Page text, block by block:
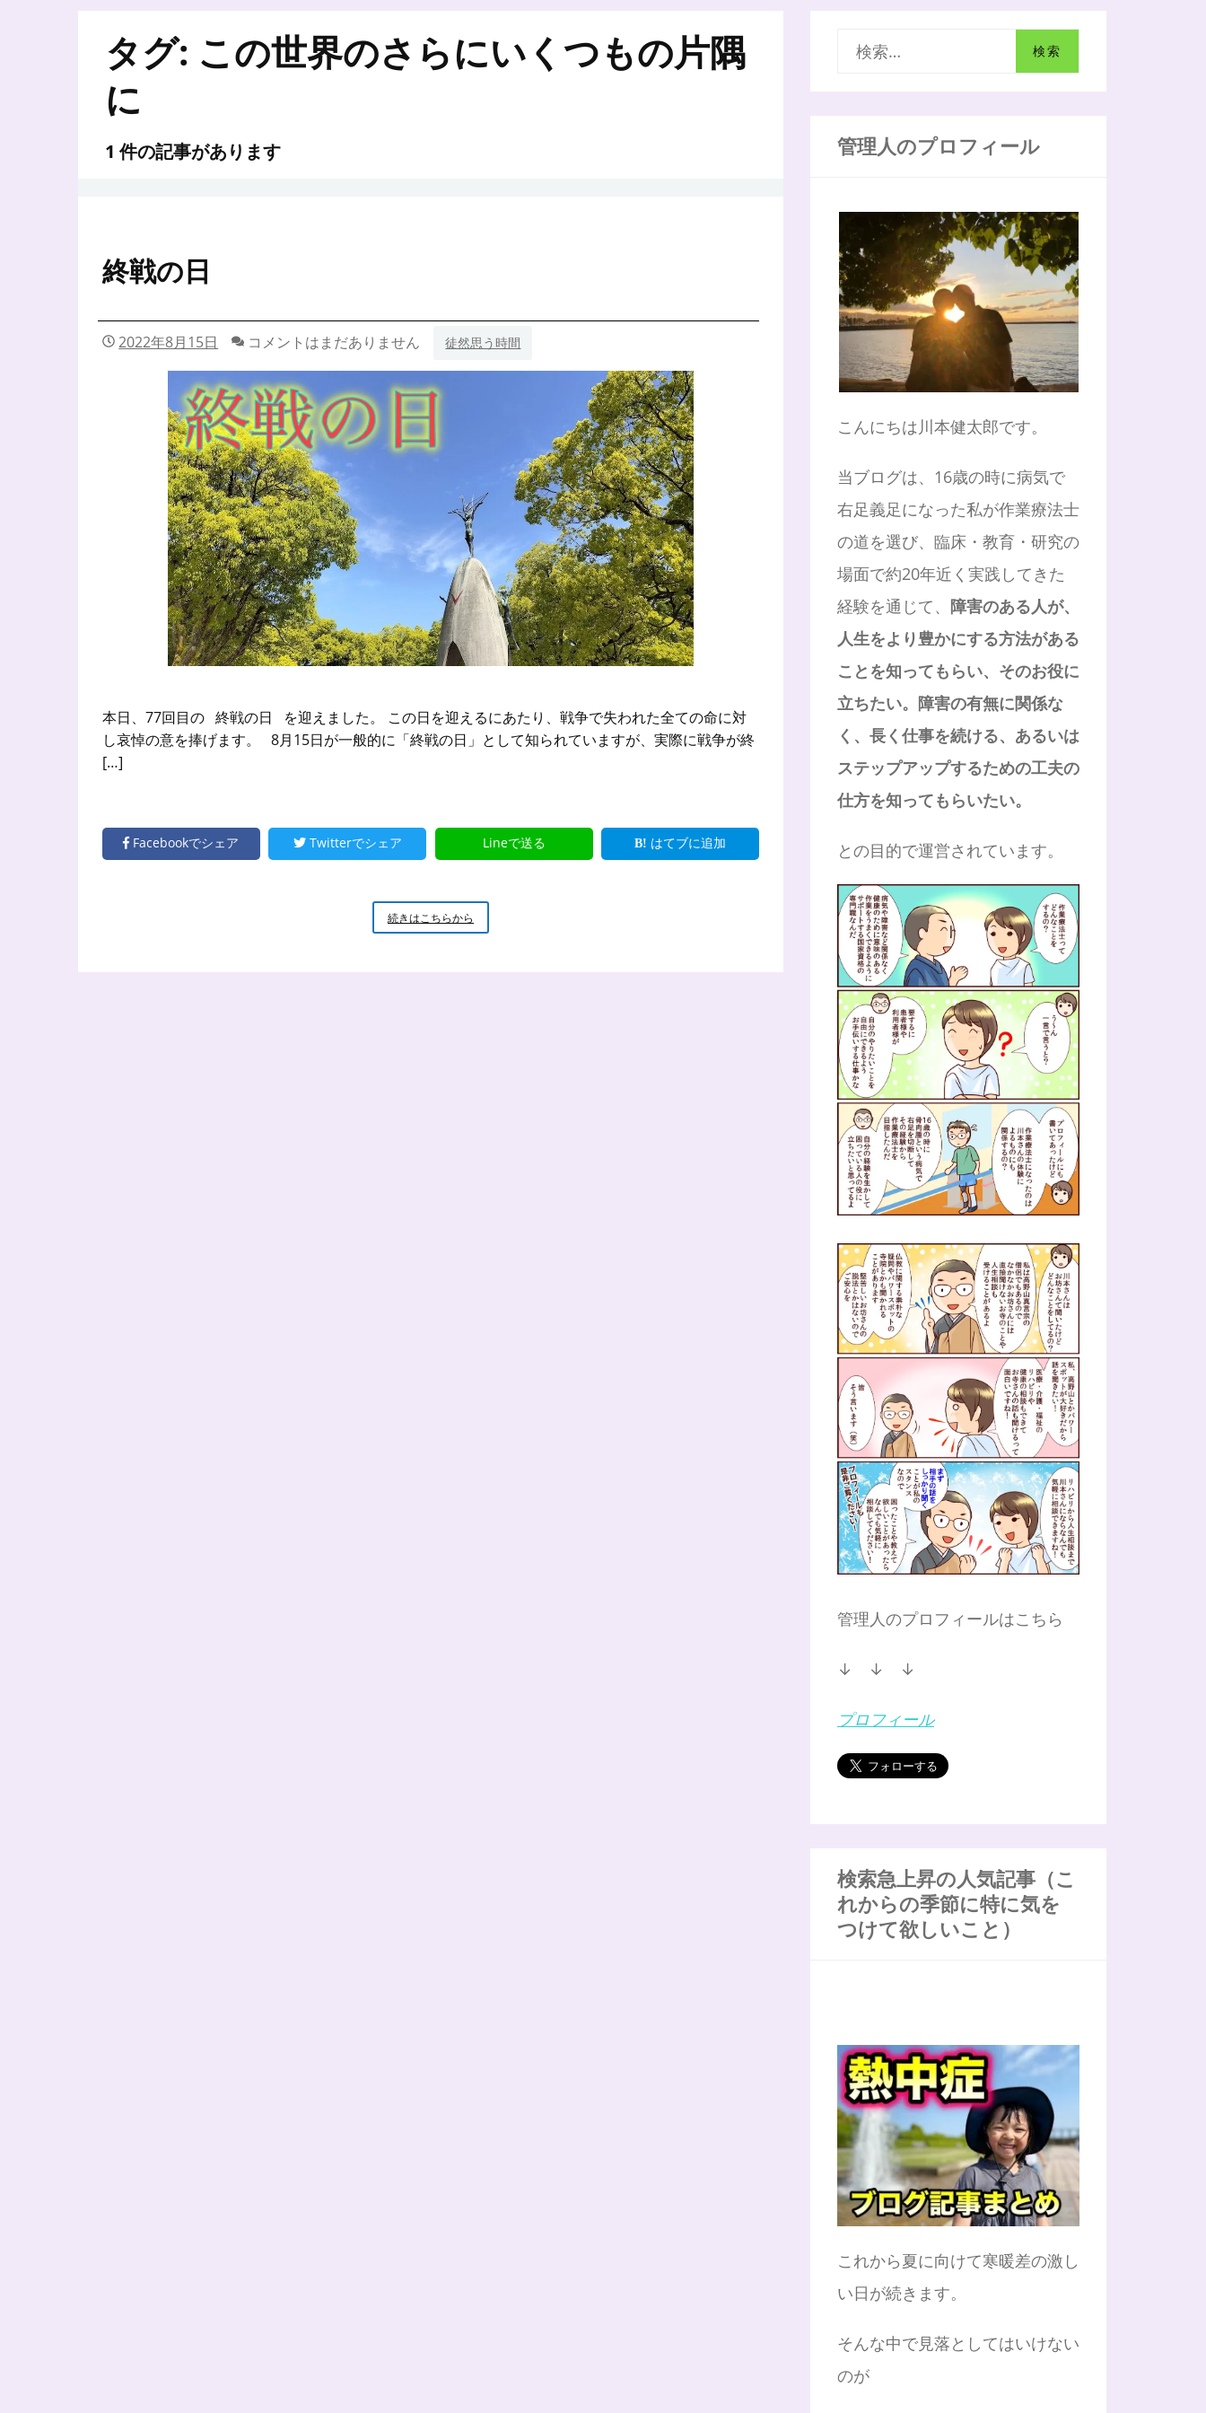
タグ: この世界のさらにいくつもの片隅
に
1 件の記事があります
終戦の日
2022年8月15日 コメントはまだありません 徒然思う時間
本日、77回目の 終戦の日 を迎えました。 この日を迎えるにあたり、戦争で失われた全ての命に対
し哀悼の意を捧げます。 8月15日が一般的に「終戦の日」として知られていますが、実際に戦争が終
[…]
Facebookでシェア Twitterでシェア Lineで送る はてブに追加
続きはこちらから
戦
管理人のプロフィール
こんにちは川本健太郎です。
当ブログは、16歳の時に病気で
右足義足になった私が作業療法士
の道を選び、臨床・教育・研究の
場面で約20年近く実践してきた
経験を通じて、 障害のある人が、
人生をより豊かにする方法がある
ことを知ってもらい、そのお役に
立ちたい。障害の有無に関係な
く、長く仕事を続ける、あるいは
ステップアップするための工夫の
仕方を知ってもらいたい。
との目的で運営されています。
管理人のプロフィールはこちら
↓ ↓ ↓
プロフィール
検索急上昇の人気記事（こ
れからの季節に特に気を
つけて欲しいこと）
これから夏に向けて寒暖差の激し
い日が続きます。
そんな中で見落としてはいけない
のが